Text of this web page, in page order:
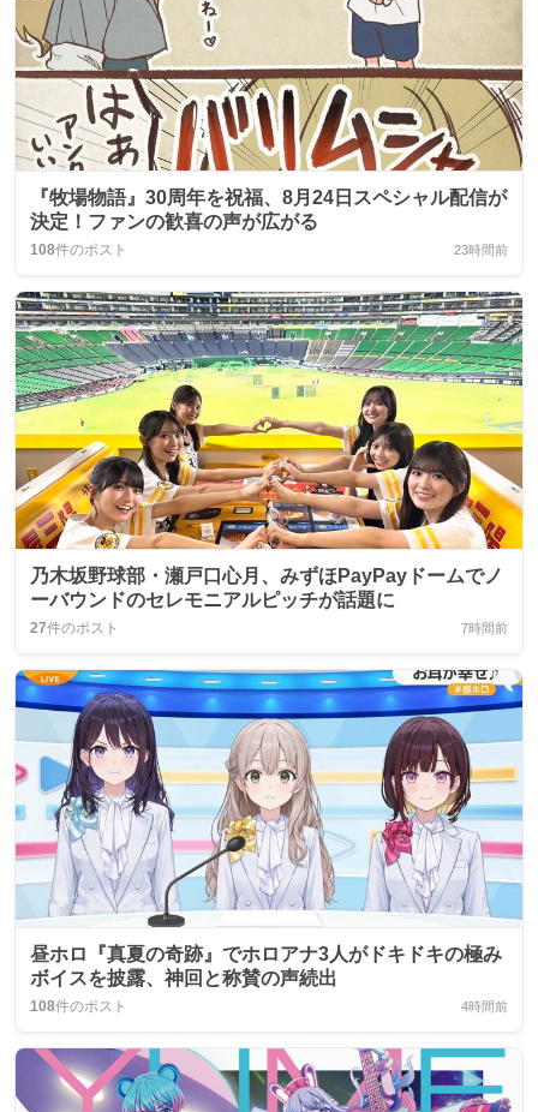
『牧場物語』30周年を祝福、8月24日スペシャル配信が
決定！ファンの歓喜の声が広がる
108件のポスト 23時間前
乃木坂野球部・瀬戸口心月、みずほPayPayドームでノ
ーバウンドのセレモニアルピッチが話題に
27件のポスト 7時間前
昼ホロ『真夏の奇跡』でホロアナ3人がドキドキの極み
ボイスを披露、神回と称賛の声続出
108件のポスト 4時間前